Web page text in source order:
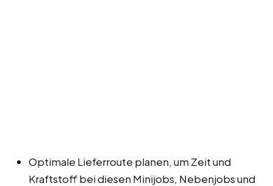
Optimale Lieferroute planen, um Zeit und
Kraftstoff bei diesen Minijobs, Nebenjobs und